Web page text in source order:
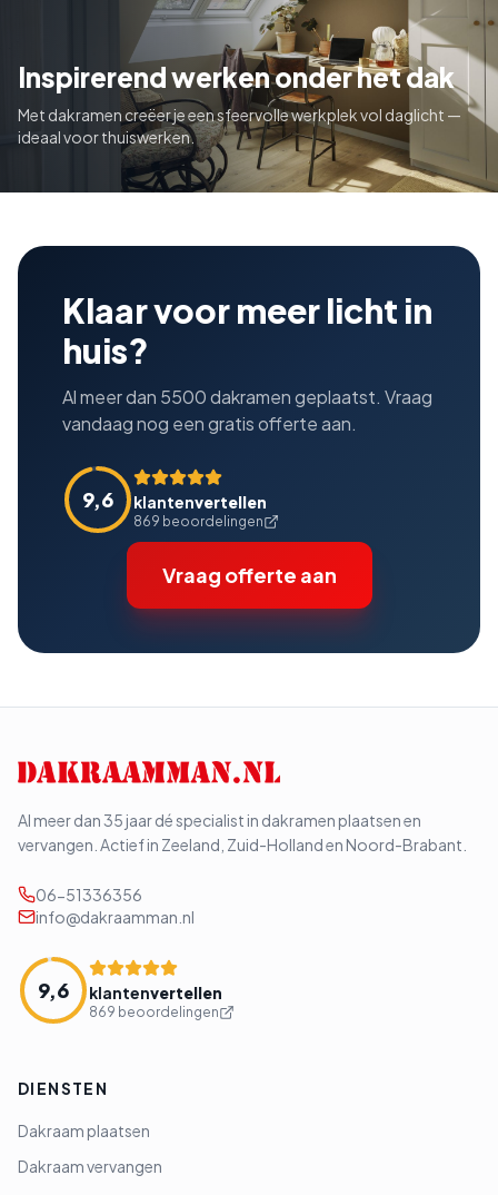
Inspirerend werken onder het dak
Met dakramen creëer je een sfeervolle werkplek vol daglicht —
ideaal voor thuiswerken.
Klaar voor meer licht in
huis?
Al meer dan 5500 dakramen geplaatst. Vraag
vandaag nog een gratis offerte aan.
9,6 klantenvertellen
869 beoordelingen
Vraag offerte aan
Al meer dan 35 jaar dé specialist in dakramen plaatsen en
vervangen. Actief in Zeeland, Zuid-Holland en Noord-Brabant.
06-51336356
info@dakraamman.nl
9,6 klantenvertellen
869 beoordelingen
DIENSTEN
Dakraam plaatsen
Dakraam vervangen